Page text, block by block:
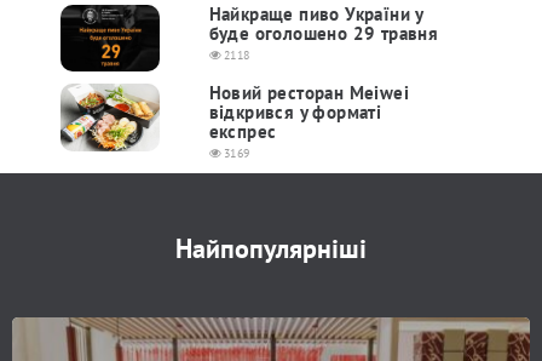
Найкраще пиво України у
буде оголошено 29 травня
2118
Новий ресторан Meiwei
відкрився у форматі
експрес
3169
Найпопулярніші